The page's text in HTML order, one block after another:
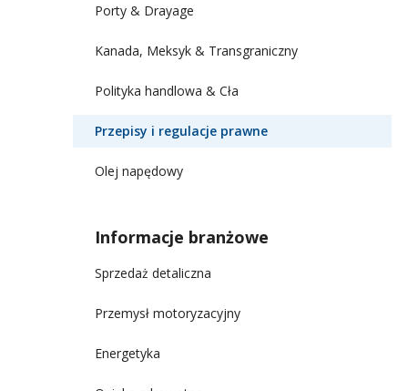
Porty & Drayage
Kanada, Meksyk & Transgraniczny
Polityka handlowa & Cła
Przepisy i regulacje prawne
Olej napędowy
Informacje branżowe
Sprzedaż detaliczna
Przemysł motoryzacyjny
Energetyka